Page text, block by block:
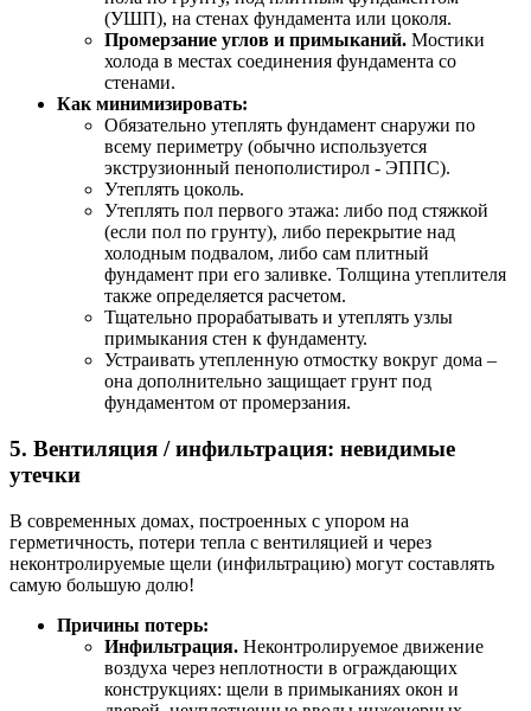
(УШП), на стенах фундамента или цоколя.
Промерзание углов и примыканий. Мостики
холода в местах соединения фундамента со
стенами.
Как минимизировать:
Обязательно утеплять фундамент снаружи по
всему периметру (обычно используется
экструзионный пенополистирол - ЭППС).
Утеплять цоколь.
Утеплять пол первого этажа: либо под стяжкой
(если пол по грунту), либо перекрытие над
холодным подвалом, либо сам плитный
фундамент при его заливке. Толщина утеплителя
также определяется расчетом.
Тщательно прорабатывать и утеплять узлы
примыкания стен к фундаменту.
Устраивать утепленную отмостку вокруг дома –
она дополнительно защищает грунт под
фундаментом от промерзания.
5. Вентиляция / инфильтрация: невидимые
утечки
В современных домах, построенных с упором на
герметичность, потери тепла с вентиляцией и через
неконтролируемые щели (инфильтрацию) могут составлять
самую большую долю!
Причины потерь:
Инфильтрация. Неконтролируемое движение
воздуха через неплотности в ограждающих
конструкциях: щели в примыканиях окон и